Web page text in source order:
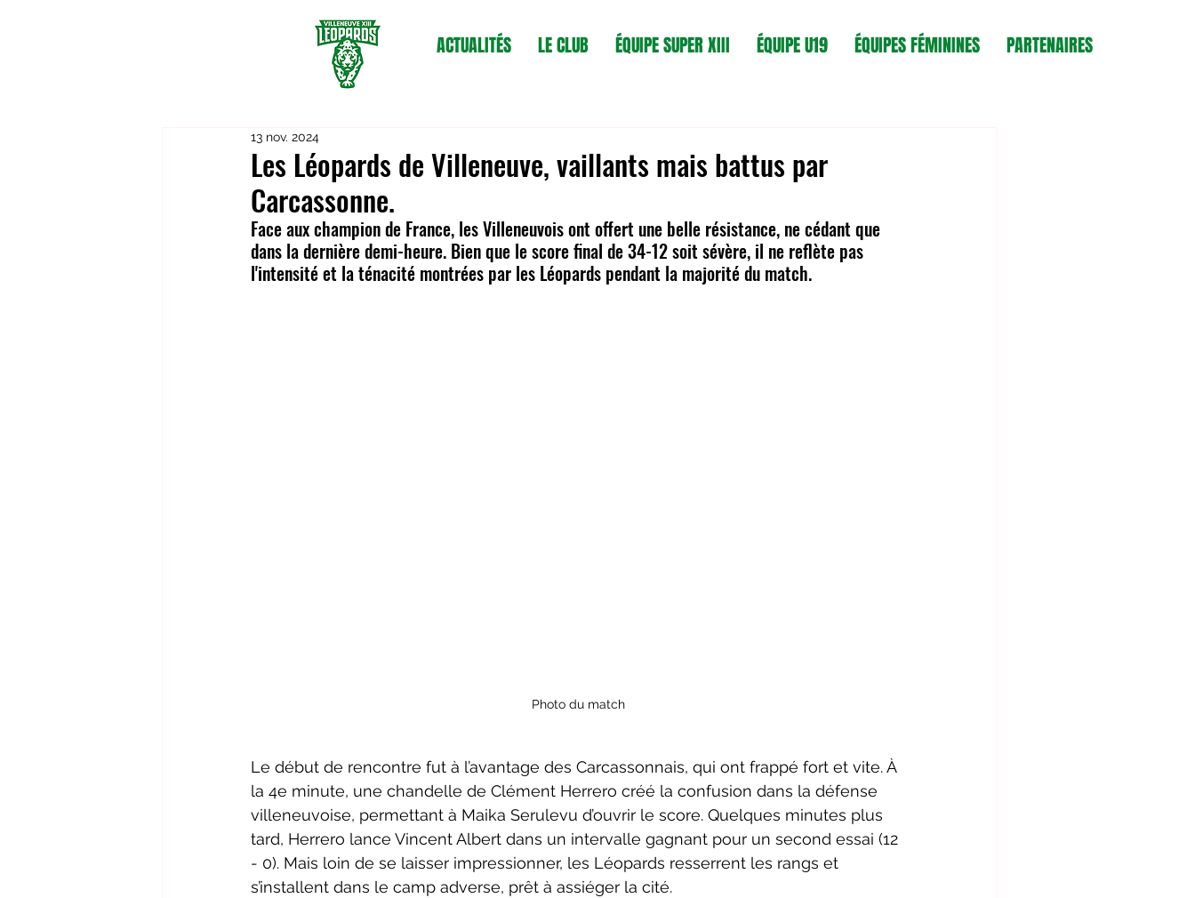
ACTUALITÉS LE CLUB ÉQUIPE SUPER XIII ÉQUIPE U19 ÉQUIPES FÉMININES PARTENAIRES
Les Léopards de Villeneuve, vaillants mais battus par
Carcassonne.
13 nov. 2024
Face aux champion de France, les Villeneuvois ont offert une belle résistance, ne cédant que
dans la dernière demi-heure. Bien que le score final de 34-12 soit sévère, il ne reflète pas
l'intensité et la ténacité montrées par les Léopards pendant la majorité du match.
Photo du match
Le début de rencontre fut à l’avantage des Carcassonnais, qui ont frappé fort et vite. À
la 4e minute, une chandelle de Clément Herrero créé la confusion dans la défense
villeneuvoise, permettant à Maika Serulevu d’ouvrir le score. Quelques minutes plus
tard, Herrero lance Vincent Albert dans un intervalle gagnant pour un second essai (12
- 0). Mais loin de se laisser impressionner, les Léopards resserrent les rangs et
s’installent dans le camp adverse, prêt à assiéger la cité.